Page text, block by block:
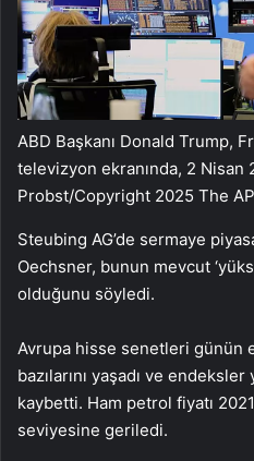
ABD Başkanı Donald Trump,
televizyon ekranında, 2 Nisan
Probst/Copyright 2025 The
Steubing AG’de sermaye
Oechsner, bunun mevcut
olduğunu söyledi.
Avrupa hisse senetleri günün
bazılarını yaşadı ve
kaybetti. Ham petrol fiyatı
seviyesine geriledi.